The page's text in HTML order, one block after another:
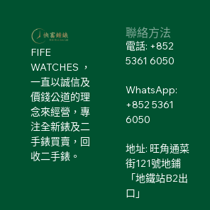
FIFE
WATCHES ，
一直以誠信及
價錢公道的理
念來經營，專
注全新錶及二
手錶買賣，回
收二手錶。
聯絡方法
電話: +852
5361 6050
WhatsApp:
+852 5361
6050
地址: 旺角通菜
街121號地鋪
「地鐵站B2出
口」